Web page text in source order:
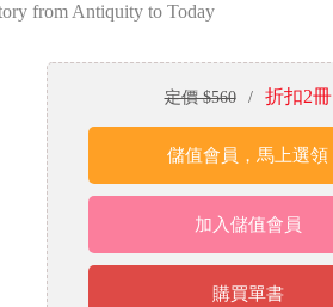
from Antiquity to Today
定價 $560 / 折扣2冊
儲值會員，馬上選領
加入儲值會員
購買單書